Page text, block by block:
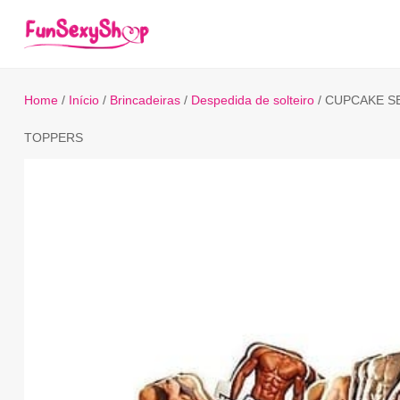
Home/ Início/ Brincadeiras/ Despedida de solteiro/ CUPCAKE
TOPPERS